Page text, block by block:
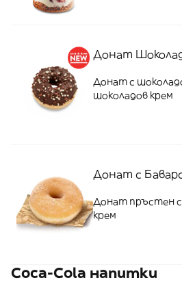
Донат
Донат с
шоколадов крем
Донат с
Донат пръстен с
крем
Coca-Cola напитки